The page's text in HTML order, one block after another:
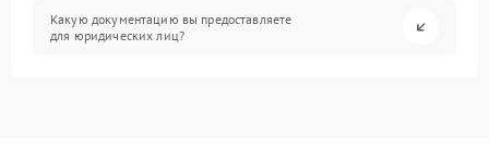
Какую документацию вы предоставляете
для юридических лиц?